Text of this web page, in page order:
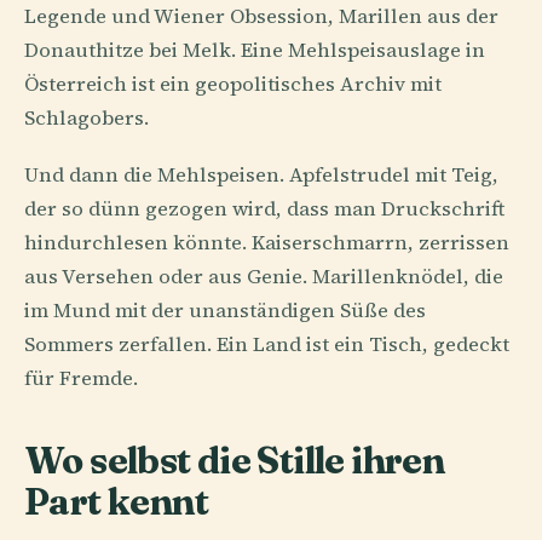
Legende und Wiener Obsession, Marillen aus der
Donauthitze bei Melk. Eine Mehlspeisauslage in
Österreich ist ein geopolitisches Archiv mit
Schlagobers.
Und dann die Mehlspeisen. Apfelstrudel mit Teig,
der so dünn gezogen wird, dass man Druckschrift
hindurchlesen könnte. Kaiserschmarrn, zerrissen
aus Versehen oder aus Genie. Marillenknödel, die
im Mund mit der unanständigen Süße des
Sommers zerfallen. Ein Land ist ein Tisch, gedeckt
für Fremde.
Wo selbst die Stille ihren
Part kennt